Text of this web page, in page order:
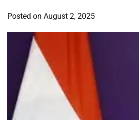
Posted on August 2, 2025